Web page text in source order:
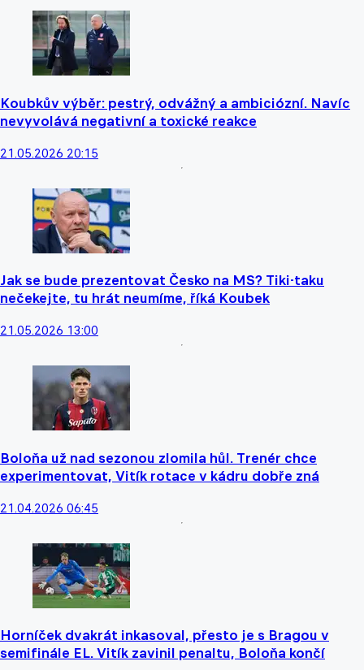
Koubkův výběr: pestrý, odvážný a ambiciózní. Navíc
nevyvolává negativní a toxické reakce
21.05.2026 20:15
Jak se bude prezentovat Česko na MS? Tiki-taku
nečekejte, tu hrát neumíme, říká Koubek
21.05.2026 13:00
Boloňa už nad sezonou zlomila hůl. Trenér chce
experimentovat, Vitík rotace v kádru dobře zná
21.04.2026 06:45
Horníček dvakrát inkasoval, přesto je s Bragou v
semifinále EL. Vitík zavinil penaltu, Boloňa končí